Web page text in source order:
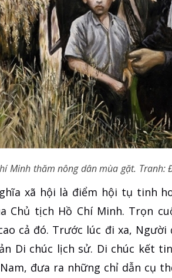
Minh thăm nông dân mùa gặt. Tranh:
xã hội là điểm hội tụ tinh
Chủ tịch Hồ Chí Minh. Trọn
cả đó. Trước lúc đi xa,
Di chúc lịch sử. Di chúc kết
đưa ra những chỉ dẫn cụ